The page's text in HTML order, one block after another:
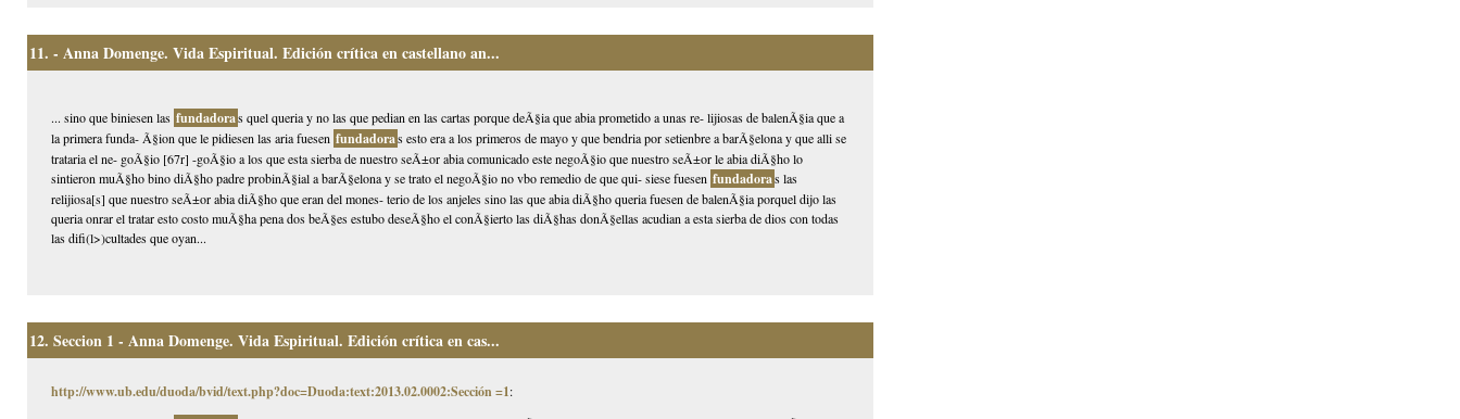
11. - Anna Domenge. Vida Espiritual. Edición crítica en castellano an...
... sino que biniesen las fundadoras quel queria y no las que pedian en las cartas porque deÃ§ia que abia prometido a unas re- lijiosas de balenÃ§ia que a
la primera funda- Ã§ion que le pidiesen las aria fuesen fundadoras esto era a los primeros de mayo y que bendria por setienbre a barÃ§elona y que alli se
trataria el ne- goÃ§io [67r] -goÃ§io a los que esta sierba de nuestro seÃ±or abia comunicado este negoÃ§io que nuestro seÃ±or le abia diÃ§ho lo
sintieron muÃ§ho bino diÃ§ho padre probinÃ§ial a barÃ§elona y se trato el negoÃ§io no vbo remedio de que qui- siese fuesen fundadoras las
relijiosa[s] que nuestro seÃ±or abia diÃ§ho que eran del mones- terio de los anjeles sino las que abia diÃ§ho queria fuesen de balenÃ§ia porquel dijo las
queria onrar el tratar esto costo muÃ§ha pena dos beÃ§es estubo deseÃ§ho el conÃ§ierto las diÃ§has donÃ§ellas acudian a esta sierba de dios con todas
las difi(l>)cultades que oyan...
12. Seccion 1 - Anna Domenge. Vida Espiritual. Edición crítica en cas...
http://www.ub.edu/duoda/bvid/text.php?doc=Duoda:text:2013.02.0002:Sección =1: